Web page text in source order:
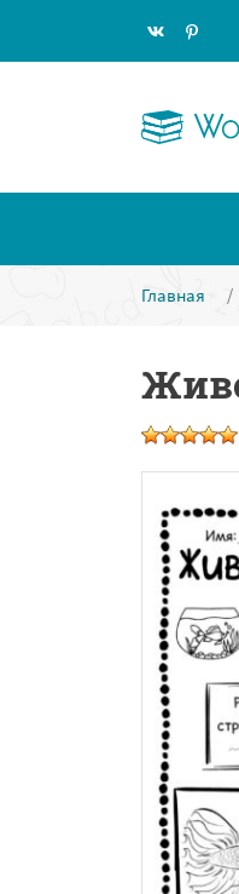
Главная /